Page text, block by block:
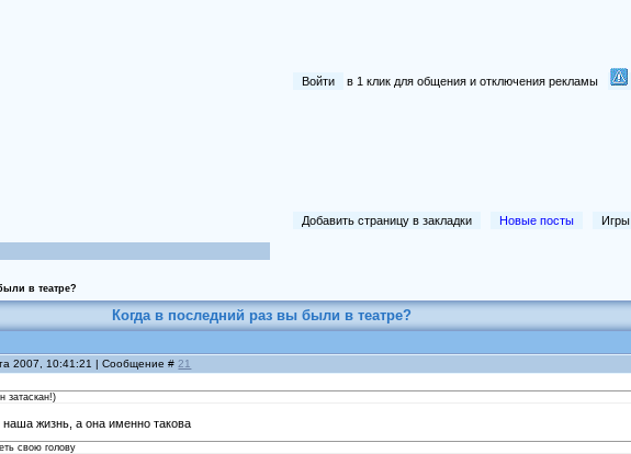
Войти в 1 клик для общения и отключения рекламы
Добавить страницу в закладки Новые посты Игры
в театре?
Когда в последний раз вы были в театре?
2007, 10:41:21 | Сообщение # 21
затаскан!)
наша жизнь, а она именно такова
свою голову